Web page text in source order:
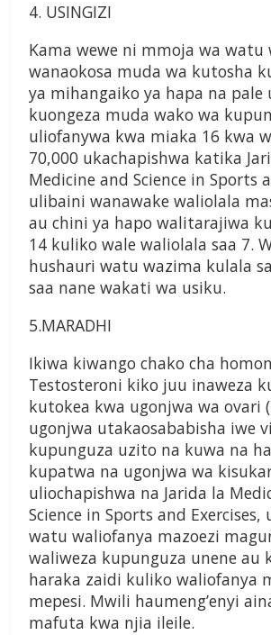
4. USINGIZI
Kama wewe ni mmoja wa watu
wanaokosa muda wa kutosha
ya mihangaiko ya hapa na pale
kuongeza muda wako wa
uliofanywa kwa miaka 16 kwa
70,000 ukachapishwa katika
Medicine and Science in Sports
ulibaini wanawake waliolala
au chini ya hapo walitarajiwa
14 kuliko wale waliolala saa 7.
hushauri watu wazima kulala
saa nane wakati wa usiku.
5.MARADHI
Ikiwa kiwango chako cha
Testosteroni kiko juu inaweza
kutokea kwa ugonjwa wa ovari
ugonjwa utakaosababisha iwe
kupunguza uzito na kuwa na
kupatwa na ugonjwa wa
uliochapishwa na Jarida la
Science in Sports and Exercises,
watu waliofanya mazoezi
waliweza kupunguza unene au
haraka zaidi kuliko waliofanya
mepesi. Mwili haumeng’enyi
mafuta kwa njia ileile.